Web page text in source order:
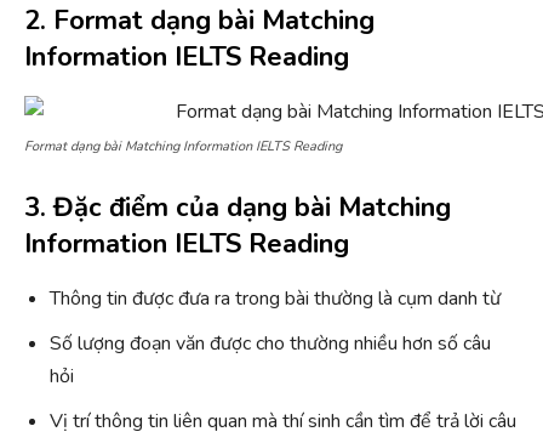
2. Format dạng bài Matching
Information IELTS Reading
Format dạng bài Matching Information IELTS Reading
3. Đặc điểm của dạng bài Matching
Information IELTS Reading
Thông tin được đưa ra trong bài thường là cụm danh từ
Số lượng đoạn văn được cho thường nhiều hơn số câu
hỏi
Vị trí thông tin liên quan mà thí sinh cần tìm để trả lời câu